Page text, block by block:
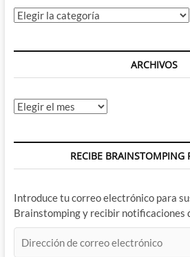
Categorías
ARCHIVOS
Archivos
RECIBE BRAINSTOMPING
Introduce tu correo electrónico para
Brainstomping y recibir notificaciones
de